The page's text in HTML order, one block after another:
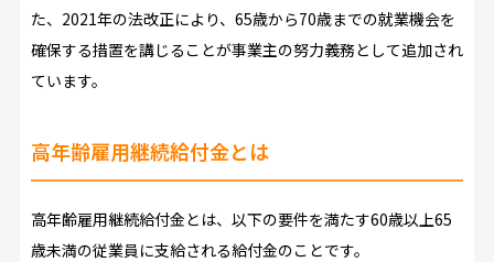
た、2021年の法改正により、65歳から70歳までの就業機会を
確保する措置を講じることが事業主の努力義務として追加され
ています。
高年齢雇用継続給付金とは
高年齢雇用継続給付金とは、以下の要件を満たす60歳以上65
歳未満の従業員に支給される給付金のことです。